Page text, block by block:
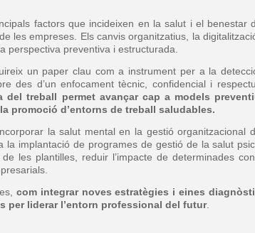
factors que incideixen en la salut i el benestar
les empreses. Els canvis organitzatius, la
perspectiva preventiva i estructurada.
un paper clau com a instrument per a la
des d’un enfocament tècnic, confidencial i
treball permet avançar cap a models
promoció d’entorns de treball saludables.
la salut mental en la gestió organitzacional
implantació de programes de gestió de la salut
les plantilles, reduir l’impacte de determinades
com integrar noves estratègies i eines
per liderar l’entorn professional del futur.